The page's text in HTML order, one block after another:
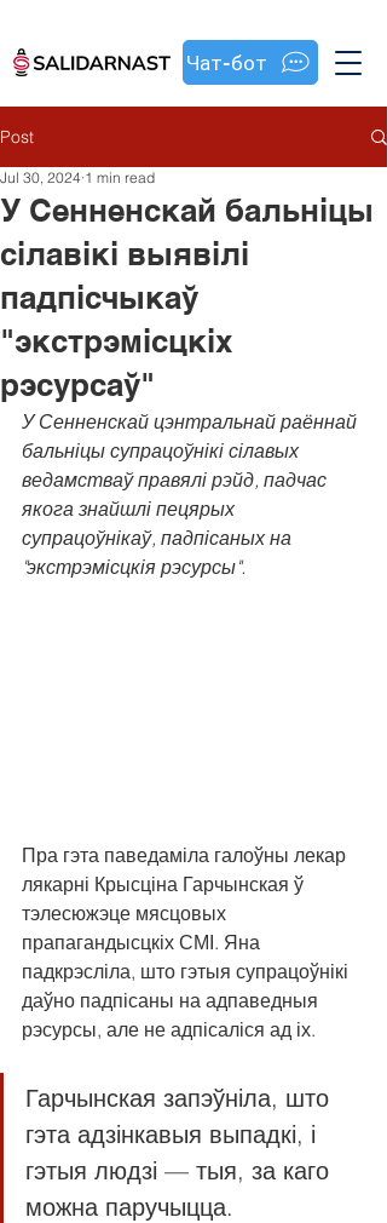
Чат-бот
Post
У Сенненскай бальніцы
сілавікі выявілі
падпісчыкаў
"экстрэмісцкіх
рэсурсаў"
Jul 30, 2024 1 min read
У Сенненскай цэнтральнай раённай
бальніцы супрацоўнікі сілавых
ведамстваў правялі рэйд, падчас
якога знайшлі пецярых
супрацоўнікаў, падпісаных на
"экстрэмісцкія рэсурсы".
Пра гэта паведаміла галоўны лекар
лякарні Крысціна Гарчынская ў
тэлесюжэце мясцовых
прапагандысцкіх СМІ. Яна
падкрэсліла, што гэтыя супрацоўнікі
даўно падпісаны на адпаведныя
рэсурсы, але не адпісаліся ад іх.
Гарчынская запэўніла, што
гэта адзінкавыя выпадкі, і
гэтыя людзі — тыя, за каго
можна паручыцца.